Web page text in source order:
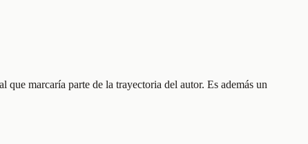
marcaría parte de la trayectoria del autor. Es además un